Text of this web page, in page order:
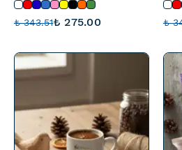
₺ 343.51₺ 275.00 ₺